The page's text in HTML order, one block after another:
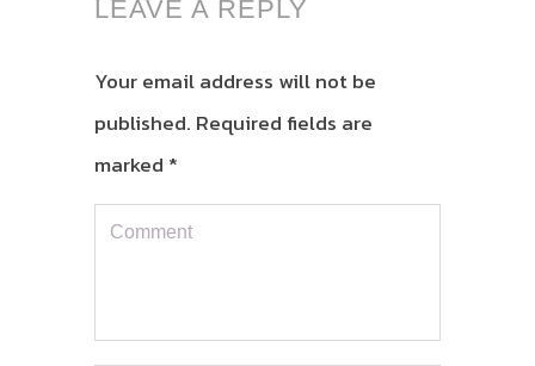
LEAVE A REPLY
Your email address will not be
published. Required fields are
marked *